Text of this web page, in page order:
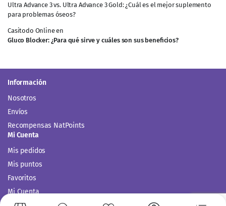
Ultra Advance 3 vs. Ultra Advance 3 Gold: ¿Cuál es el mejor suplemento
para problemas óseos?
Casitodo Onlineen
Gluco Blocker: ¿Para qué sirve y cuáles son sus beneficios?
Información
Nosotros
Envíos
Recompensas NatPoints
Mi Cuenta
Mis pedidos
Mis puntos
Favoritos
Mi Cuenta